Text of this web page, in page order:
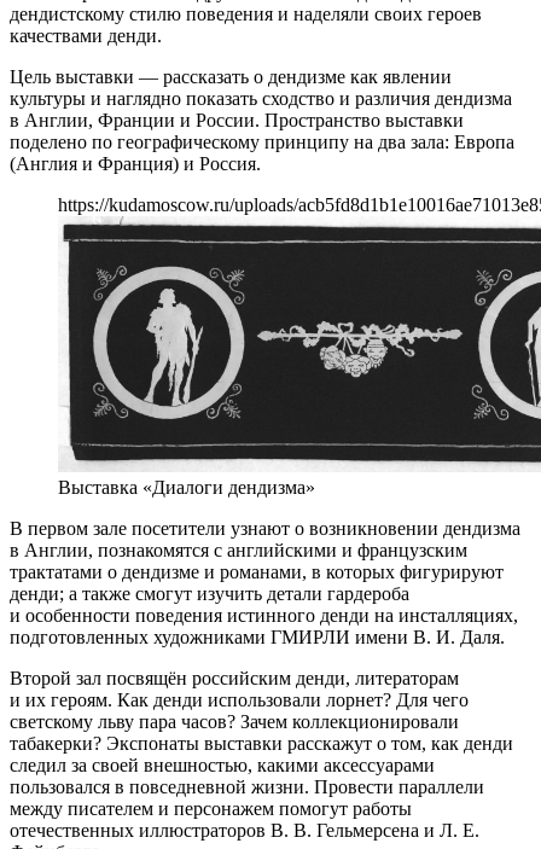
дендистскому стилю поведения и наделяли своих героев
качествами денди.
Цель выставки — рассказать о дендизме как явлении
культуры и наглядно показать сходство и различия дендизма
в Англии, Франции и России. Пространство выставки
поделено по географическому принципу на два зала: Европа
(Англия и Франция) и Россия.
https://kudamoscow.ru/uploads/
Выставка «Диалоги дендизма»
В первом зале посетители узнают о возникновении дендизма
в Англии, познакомятся с английскими и французским
трактатами о дендизме и романами, в которых фигурируют
денди; а также смогут изучить детали гардероба
и особенности поведения истинного денди на инсталляциях,
подготовленных художниками ГМИРЛИ имени В. И. Даля.
Второй зал посвящён российским денди, литераторам
и их героям. Как денди использовали лорнет? Для чего
светскому льву пара часов? Зачем коллекционировали
табакерки? Экспонаты выставки расскажут о том, как денди
следил за своей внешностью, какими аксессуарами
пользовался в повседневной жизни. Провести параллели
между писателем и персонажем помогут работы
отечественных иллюстраторов В. В. Гельмерсена и Л. Е.